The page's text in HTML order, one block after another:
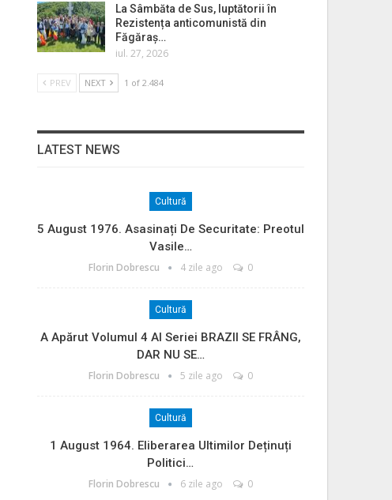
La Sâmbăta de Sus, luptătorii în
Rezistența anticomunistă din
Făgăraș…
iul. 27, 2026
PREV NEXT 1 of 2.484
LATEST NEWS
Cultură
5 August 1976. Asasinați De Securitate: Preotul
Vasile…
Florin Dobrescu 4 zile ago 0
Cultură
A Apărut Volumul 4 Al Seriei BRAZII SE FRÂNG,
DAR NU SE…
Florin Dobrescu 5 zile ago 0
Cultură
1 August 1964. Eliberarea Ultimilor Deținuți
Politici…
Florin Dobrescu 6 zile ago 0